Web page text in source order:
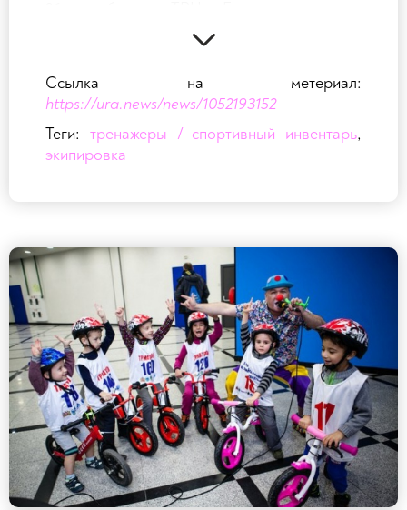
участие дети и взрослые, спортсмены
Соревнования на беговелах (велосипеды
без педалей) и на самокатах в городе
проводятся не впервые и с каждым разом
собирают все больше поклонников
необычного вида спорта.
сборной команды Свердловской области
по триатлону.
Степан Морозов призер чемпионата мира
по зимнему триатлону. Неоднократный
победитель и призер всероссийских
соревнований по триатлону, лыжным гонкам,
велоспорту среди лиц с поражением
опорно-двигательного аппарата.
Карина Сахно участница первенства мира.
Неоднократный призер и победитель
всероссийских соревнований по триатлону,
а также победитель и призер областных
Ссылка на метериал:
https://ura.news/news/1052193152
Теги: тренажеры / спортивный инвентарь,
экипировка